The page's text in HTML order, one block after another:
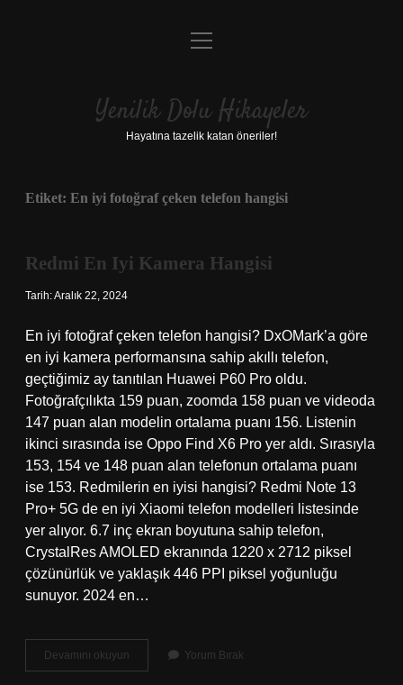
Anasayfa
Yasal Uyarı
menüyü
Yenilik Dolu Hikayeler
Hayatına tazelik katan öneriler!
Etiket: En iyi fotoğraf çeken telefon hangisi
Redmi En Iyi Kamera Hangisi
Tarih: Aralık 22, 2024
En iyi fotoğraf çeken telefon hangisi? DxOMark’a göre
en iyi kamera performansına sahip akıllı telefon,
geçtiğimiz ay tanıtılan Huawei P60 Pro oldu.
Fotoğrafçılıkta 159 puan, zoomda 158 puan ve videoda
147 puan alan modelin ortalama puanı 156. Listenin
ikinci sırasında ise Oppo Find X6 Pro yer aldı. Sırasıyla
153, 154 ve 148 puan alan telefonun ortalama puanı
ise 153. Redmilerin en iyisi hangisi? Redmi Note 13
Pro+ 5G de en iyi Xiaomi telefon modelleri listesinde
yer alıyor. 6.7 inç ekran boyutuna sahip telefon,
CrystalRes AMOLED ekranında 1220 x 2712 piksel
çözünürlük ve yaklaşık 446 PPI piksel yoğunluğu
sunuyor. 2024 en…
Devamını okuyun
En
Yorum Bırak